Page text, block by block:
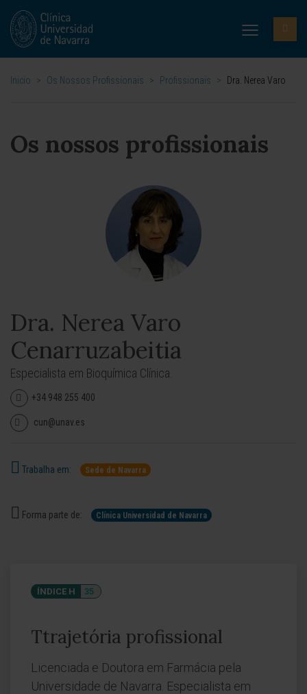
Inicio > Os Nossos Profissionais > Profissionais > Dra. Nerea Varo
Os nossos profissionais
Dra. Nerea Varo
Cenarruzabeitia
Especialista em Bioquímica Clínica.
+34 948 255 400
cun@unav.es
Trabalha em: Sede de Navarra
Forma parte de: Clínica Universidad de Navarra
ÍNDICE H 35
Ttrajetória profissional
Licenciada e Doutora em Farmácia pela
Universidade de Navarra. Especialista em